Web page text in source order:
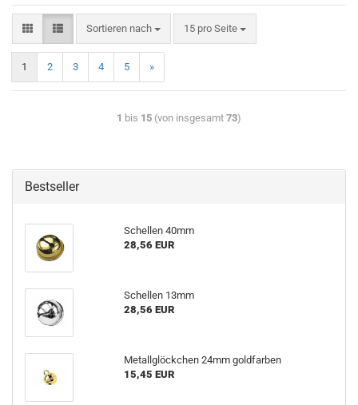
Sortieren nach 15 pro Seite
1 2 3 4 5 »
1 bis 15 (von insgesamt 73)
Bestseller
Schellen 40mm
28,56 EUR
Schellen 13mm
28,56 EUR
Metallglöckchen 24mm goldfarben
15,45 EUR